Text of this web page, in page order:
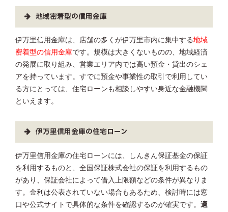
地域密着型の信用金庫
伊万里信用金庫は、店舗の多くが伊万里市内に集中する地域
密着型の信用金庫です。規模は大きくないものの、地域経済
の発展に取り組み、営業エリア内では高い預金・貸出のシェ
アを持っています。すでに預金や事業性の取引で利用してい
る方にとっては、住宅ローンも相談しやすい身近な金融機関
といえます。
伊万里信用金庫の住宅ローン
伊万里信用金庫の住宅ローンには、しんきん保証基金の保証
を利用するものと、全国保証株式会社の保証を利用するもの
があり、保証会社によって借入上限額などの条件が異なりま
す。金利は公表されていない場合もあるため、検討時には窓
口や公式サイトで具体的な条件を確認するのが確実です。 適